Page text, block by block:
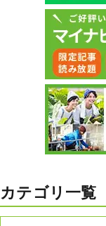
カテゴリ一覧